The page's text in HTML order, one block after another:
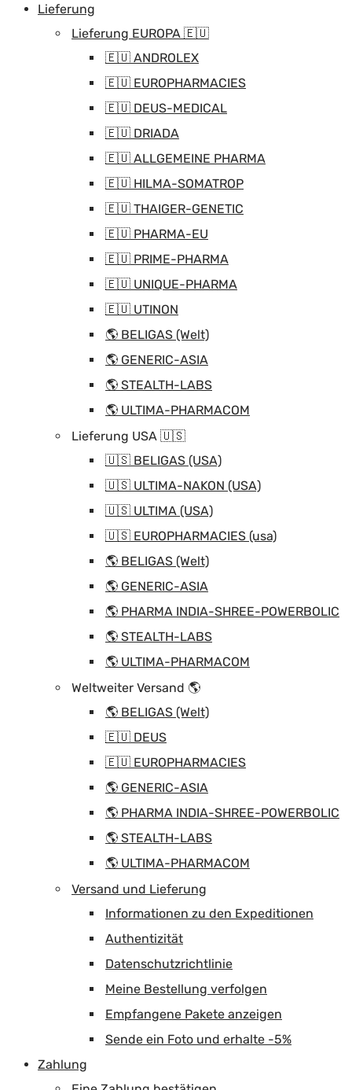
Lieferung
Lieferung EUROPA 🇪🇺
🇪🇺 ANDROLEX
🇪🇺 EUROPHARMACIES
🇪🇺 DEUS-MEDICAL
🇪🇺 DRIADA
🇪🇺 ALLGEMEINE PHARMA
🇪🇺 HILMA-SOMATROP
🇪🇺 THAIGER-GENETIC
🇪🇺 PHARMA-EU
🇪🇺 PRIME-PHARMA
🇪🇺 UNIQUE-PHARMA
🇪🇺 UTINON
🌎 BELIGAS (Welt)
🌎 GENERIC-ASIA
🌎 STEALTH-LABS
🌎 ULTIMA-PHARMACOM
Lieferung USA 🇺🇸
🇺🇸 BELIGAS (USA)
🇺🇸 ULTIMA-NAKON (USA)
🇺🇸 ULTIMA (USA)
🇺🇸 EUROPHARMACIES (usa)
🌎 BELIGAS (Welt)
🌎 GENERIC-ASIA
🌎 PHARMA INDIA-SHREE-POWERBOLIC
🌎 STEALTH-LABS
🌎 ULTIMA-PHARMACOM
Weltweiter Versand 🌎
🌎 BELIGAS (Welt)
🇪🇺 DEUS
🇪🇺 EUROPHARMACIES
🌎 GENERIC-ASIA
🌎 PHARMA INDIA-SHREE-POWERBOLIC
🌎 STEALTH-LABS
🌎 ULTIMA-PHARMACOM
Versand und Lieferung
Informationen zu den Expeditionen
Authentizität
Datenschutzrichtlinie
Meine Bestellung verfolgen
Empfangene Pakete anzeigen
Sende ein Foto und erhalte -5%
Zahlung